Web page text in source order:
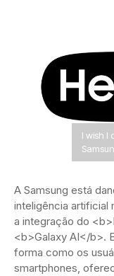
I wish I
A Samsung está
inteligência artificial
a integração do
<b>Galaxy AI</b>.
forma como os
smartphones,